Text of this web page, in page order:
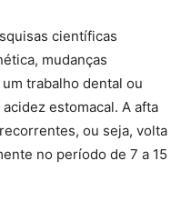
científicas
mudanças
trabalho dental ou
estomacal. A afta
ou seja, volta
no período de 7 a 15